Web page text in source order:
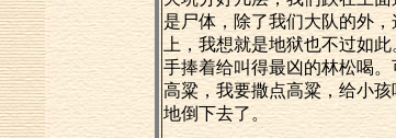
是尸体，除了我们大队的外
上，我想就是地狱也不过如
手捧着给叫得最凶的林松喝
高粱，我要撒点高粱，给小
地倒下去了。